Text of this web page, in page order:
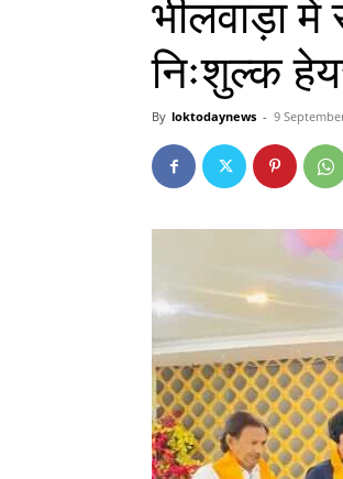
भीलवाड़ा
निःशुल्क
By loktodaynews - 9